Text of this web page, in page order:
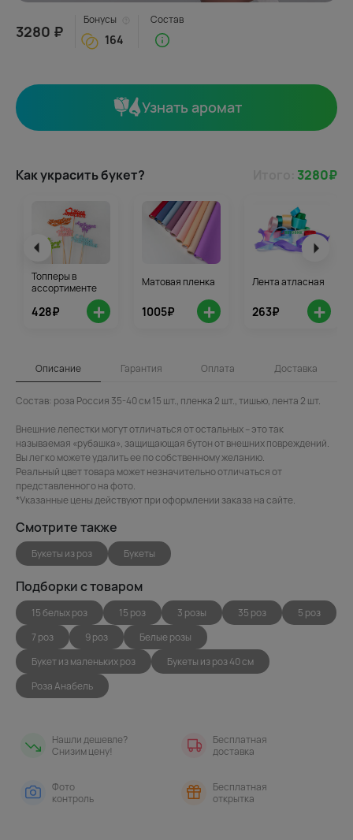
3280 ₽
Бонусы
164
Состав
Узнать аромат
Как украсить букет? 3280₽
Топперы в
ассортименте
428₽ +
Матовая пленка
1005₽ +
Лента атласная
263₽ +
Описание Гарантия Оплата Доставка
Состав: роза Россия 35-40 см 15 шт., пленка 2 шт., тишью, лента 2 шт.
Внешние лепестки могут отличаться от остальных – это так
называемая «рубашка», защищающая бутон от внешних повреждений.
Вы легко можете удалить ее по собственному желанию.
Реальный цвет товара может незначительно отличаться от
представленного на фото.
*Указанные цены действуют при оформлении заказа на сайте.
Смотрите также
Букеты из роз Букеты
Подборки с товаром
15 белых роз 15 роз 3 розы 35 роз
5 роз
7 роз
9 роз
Белые розы
Букет из маленьких роз
Букеты из роз 40 см
Роза Анабель
Нашли дешевле?
Снизим цену!
Бесплатная
доставка
Фото
контроль
Бесплатная
открытка